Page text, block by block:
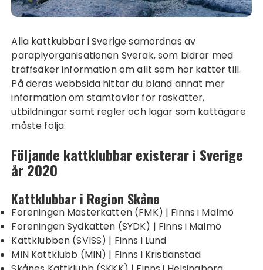
Alla kattkubbar i Sverige samordnas av
paraplyorganisationen Sverak, som bidrar med
träffsäker information om allt som hör katter till.
På deras webbsida hittar du bland annat mer
information om stamtavlor för raskatter,
utbildningar samt regler och lagar som kattägare
måste följa.
Följande kattklubbar existerar i Sverige
år 2020
Kattklubbar i Region Skåne
Föreningen Mästerkatten (FMK) | Finns i Malmö
Föreningen Sydkatten (SYDK) | Finns i Malmö
Kattklubben (SVISS) | Finns i Lund
MIN Kattklubb (MIN) | Finns i Kristianstad